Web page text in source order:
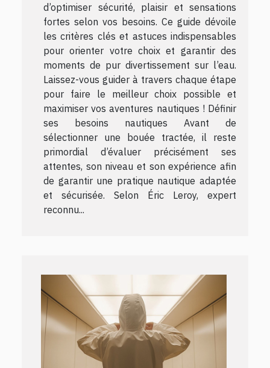
d’optimiser sécurité, plaisir et sensations
fortes selon vos besoins. Ce guide dévoile
les critères clés et astuces indispensables
pour orienter votre choix et garantir des
moments de pur divertissement sur l’eau.
Laissez-vous guider à travers chaque étape
pour faire le meilleur choix possible et
maximiser vos aventures nautiques ! Définir
ses besoins nautiques Avant de
sélectionner une bouée tractée, il reste
primordial d’évaluer précisément ses
attentes, son niveau et son expérience afin
de garantir une pratique nautique adaptée
et sécurisée. Selon Éric Leroy, expert
reconnu...